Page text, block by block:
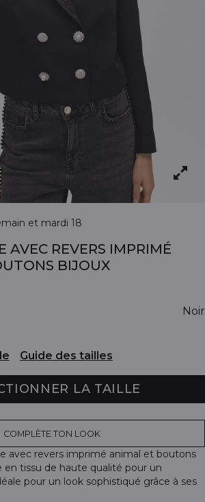
et mardi 18
AVEC REVERS IMPRIMÉ
BIJOUX
Noir
Guide des tailles
LA TAILLE
COMPLÈTE TON LOOK
avec revers imprimé animal et boutons
en tissu de haute qualité pour un
pour un look sophistiqué grâce à ses